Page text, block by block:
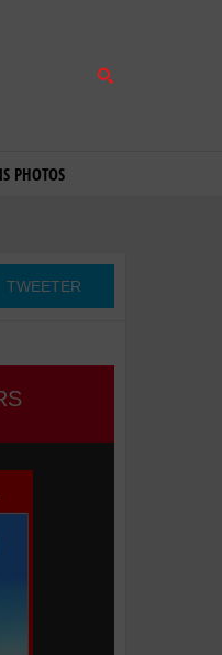
PHOTOS
TWEETER